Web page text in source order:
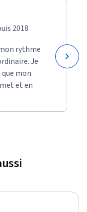
2018
rythme
Je
mon
et en